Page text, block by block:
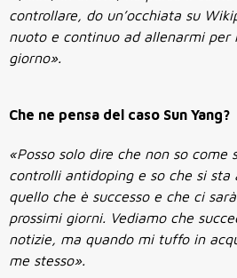
controllare, do un’occhiata su
nuoto e continuo ad allenarmi per
giorno».
Che ne pensa del caso Sun Yang?
«Posso solo dire che non so come
controlli antidoping e so che si sta
quello che è successo e che ci
prossimi giorni. Vediamo che
notizie, ma quando mi tuffo in
me stesso».